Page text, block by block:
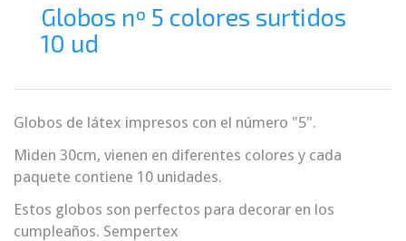
Globos nº 5 colores surtidos
10 ud
Globos de látex impresos con el número "5".
Miden 30cm, vienen en diferentes colores y cada
paquete contiene 10 unidades.
Estos globos son perfectos para decorar en los
cumpleaños. Sempertex